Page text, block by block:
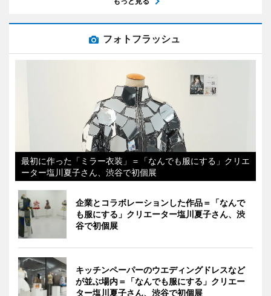
フォトフラッシュ
最初に作った「ミラー衣装」＝「なんでも服にする」クリエ
ーター塩川夏子さん、渋谷で初個展
企業とコラボレーションした作品＝「なんで
も服にする」クリエーター塩川夏子さん、渋
谷で初個展
キッチンペーパーのウエディングドレスなど
が並ぶ場内＝「なんでも服にする」クリエー
ター塩川夏子さん、渋谷で初個展